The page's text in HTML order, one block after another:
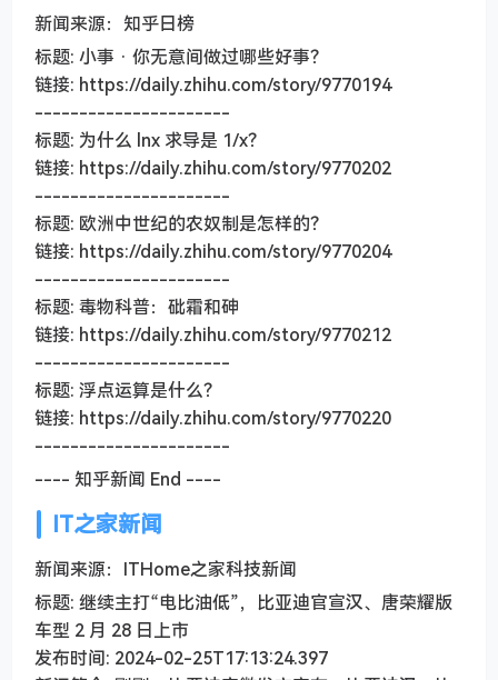
新闻来源：知乎日榜
标题: 小事 · 你无意间做过哪些好事？
链接: https://daily.zhihu.com/story/9770194
----------------------
标题: 为什么 lnx 求导是 1/x？
链接: https://daily.zhihu.com/story/9770202
----------------------
标题: 欧洲中世纪的农奴制是怎样的？
链接: https://daily.zhihu.com/story/9770204
----------------------
标题: 毒物科普：砒霜和砷
链接: https://daily.zhihu.com/story/9770212
----------------------
标题: 浮点运算是什么？
链接: https://daily.zhihu.com/story/9770220
----------------------
---- 知乎新闻 End ----
IT之家新闻
新闻来源：ITHome之家科技新闻
标题: 继续主打“电比油低”，比亚迪官宣汉、唐荣耀版
车型 2 月 28 日上市
发布时间: 2024-02-25T17:13:24.397